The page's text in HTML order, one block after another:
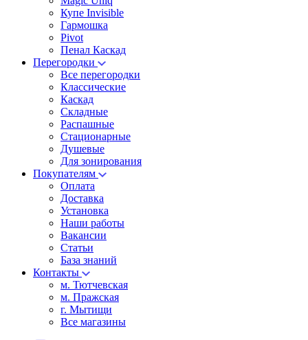
Купе Invisible
Гармошка
Pivot
Пенал Каскад
Перегородки
Все перегородки
Классические
Каскад
Складные
Распашные
Стационарные
Душевые
Для зонирования
Покупателям
Оплата
Доставка
Установка
Наши работы
Вакансии
Статьи
База знаний
Контакты
м. Тютчевская
м. Пражская
г. Мытищи
Все магазины